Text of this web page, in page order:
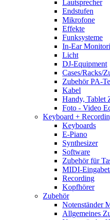
Lautsprecher
Endstufen
Mikrofone
Effekte
Funksysteme
In-Ear
Licht
DJ-Equipment
Cases/Racks/
Zubehör PA-
Kabel
Handy, Tablet
Foto - Video
Keyboard +
Keyboards
E-Piano
Synthesizer
Software
Zubehör für
MIDI-
Recording
Kopfhörer
Zubehör
Notenständer
Allgemeines